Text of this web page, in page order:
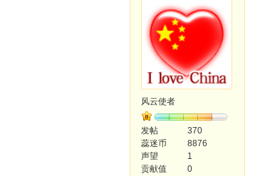
风云使者
发帖
370
蕊迷币
8876
声望
1
贡献值
0